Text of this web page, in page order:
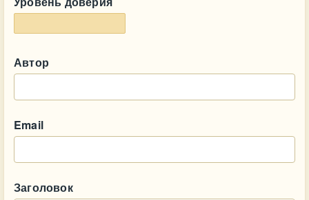
Автор
Email
Заголовок